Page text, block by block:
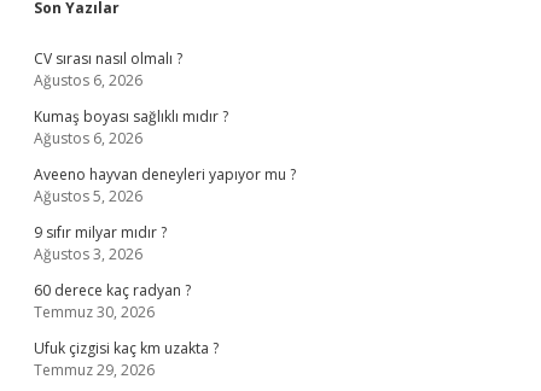
Sidebar
Son Yazılar
CV sırası nasıl olmalı ?
Ağustos 6, 2026
Kumaş boyası sağlıklı mıdır ?
Ağustos 6, 2026
Aveeno hayvan deneyleri yapıyor mu ?
Ağustos 5, 2026
9 sıfır milyar mıdır ?
Ağustos 3, 2026
60 derece kaç radyan ?
Temmuz 30, 2026
Ufuk çizgisi kaç km uzakta ?
Temmuz 29, 2026